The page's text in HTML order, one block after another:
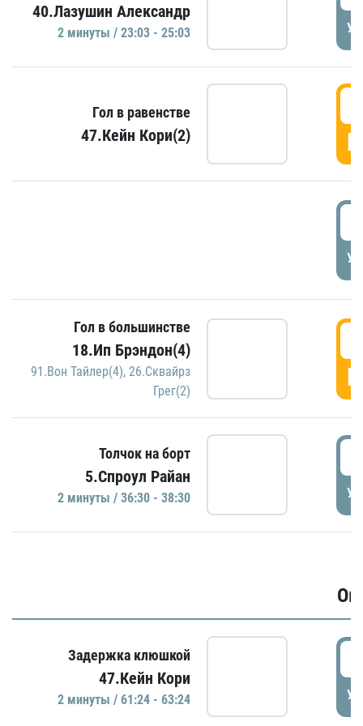
40.Лазушин Александр
2 минуты / 23:03 - 25:03
Гол в равенстве
47.Кейн Кори(2)
Гол в большинстве
18.Ип Брэндон(4)
91.Вон Тайлер(4), 26.Сквайрз
Грег(2)
Толчок на борт
5.Спроул Райан
2 минуты / 36:30 - 38:30
Задержка клюшкой
47.Кейн Кори
2 минуты / 61:24 - 63:24